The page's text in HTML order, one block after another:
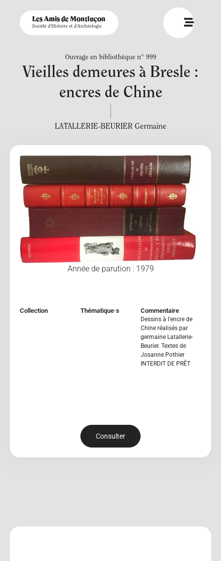
Les Amis de Montluçon
Société d'Histoire et d'Archéologie
Ouvrage en bibliothèque n° 999
Vieilles demeures à Bresle :
encres de Chine
LATALLERIE-BEURIER Germaine
Année de parution : 1979
Collection Thématique·s Commentaire
Dessins à l'encre de
Chine réalisés par
germaine Latallerie-
Beurier. Textes de
Josanne Pothier
INTERDIT DE PRÊT
Consulter